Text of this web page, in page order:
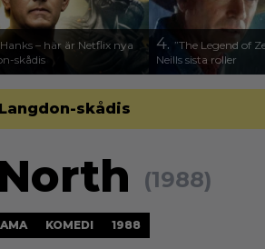
– här är Netflix nya
skådis
4. ”The Legend of
Neills sista roller
skådis
(1988)
KOMEDI 1988